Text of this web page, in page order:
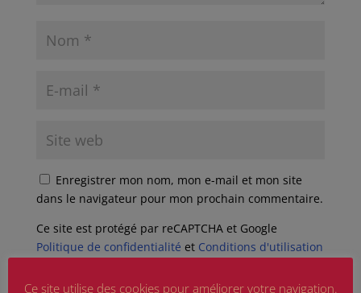
Enregistrer mon nom, mon e-mail et mon site
dans le navigateur pour mon prochain commentaire.
Ce site est protégé par reCAPTCHA et Google
Politique de confidentialité et Conditions d'utilisation
Ce site utilise des cookies pour améliorer votre navigation.